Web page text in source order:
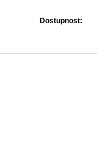
Dostupnost: